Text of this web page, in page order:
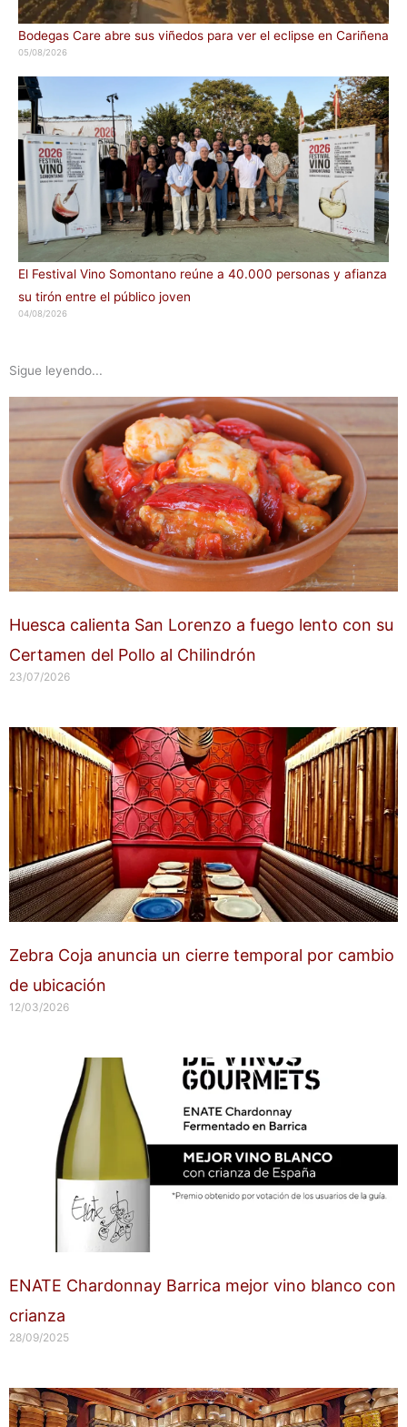
Bodegas Care abre sus viñedos para ver el eclipse en Cariñena
05/08/2026
El Festival Vino Somontano reúne a 40.000 personas y afianza
su tirón entre el público joven
04/08/2026
Sigue leyendo...
Huesca calienta San Lorenzo a fuego lento con su
Certamen del Pollo al Chilindrón
23/07/2026
Zebra Coja anuncia un cierre temporal por cambio
de ubicación
12/03/2026
ENATE Chardonnay Barrica mejor vino blanco con
crianza
28/09/2025